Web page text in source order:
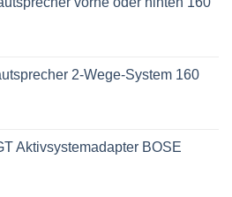
2-Wege-System 160
Aktivsystemadapter BOSE